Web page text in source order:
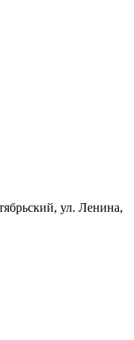
ул. Ленина,